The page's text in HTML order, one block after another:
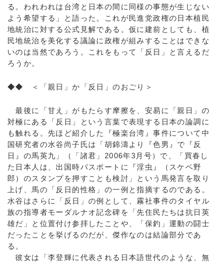
る。われわれは台湾と日本の間に同様の事態が生じない
よう希望する」と語った。これが民進党政権の日本植民
地統治に対する公式見解である。仮に建前としても、植
民地統治を美化する議論に政権が組みすることはできな
いのは当然であろう。これをもって「反日」と言えるだ
ろうか。
◆◆ ＜「親日」か「反日」のおごり＞
最後に「甘え」がもたらす摩擦を、安易に「親日」の
対極にある「反日」という言葉で表現する日本の論調に
も触れる。先ほど紹介した『極楽台湾』事件について中
国研究者の水谷尚子氏は「胡錦濤より『色男』で『反
日』の馬英九」（「諸君」2006年3月号）で、「買春し
た日本人は、出国時パスポートに『淫虫』（スケベ野
郎）のスタンプを押すことも検討」という馬発言を取り
上げ、馬の「反日的性格」の一例と指摘するのである。
水谷はさらに「反日」の例として、霧社事件のタイヤル
族の指導者モーダルナオ記念碑を「先住民たちは抗日英
雄だ」と位置付け参拝したことや、「保釣」運動の闘士
だったことを挙げるのだが、傑作なのは結論部分であ
る。
彼女は「李登輝に代表される日本語世代のような、無